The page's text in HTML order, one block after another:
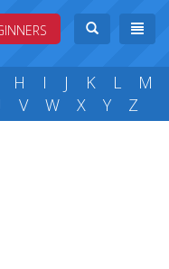
H I J K L
M
V W X Y Z